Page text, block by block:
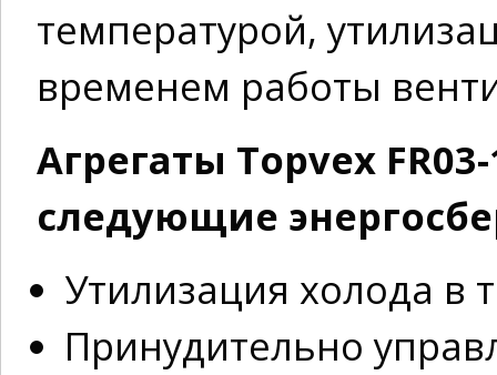
температурой,
временем работы
Агрегаты Topvex
следующие
Утилизация холода в
Принудительно